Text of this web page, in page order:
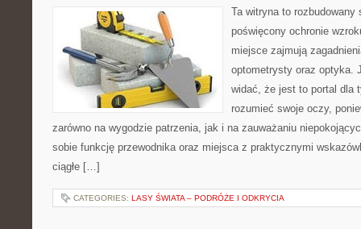
Ta witryna to rozbudowany
poświęcony ochronie
miejsce zajmują
optometrysty oraz optyka.
widać, że jest to portal dla
rozumieć swoje oczy,
zarówno na wygodzie patrzenia, jak i na zauważaniu
sobie funkcję przewodnika oraz miejsca z praktycznymi
ciągłe […]
CATEGORIES: LASY ŚWIATA – PODRÓŻE I ODKRYCIA